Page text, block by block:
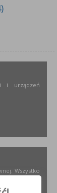
i urządzeń
Wszystko